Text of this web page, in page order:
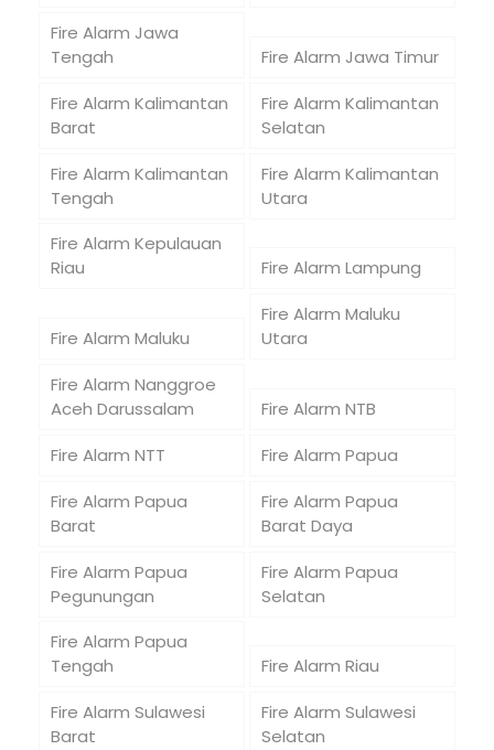
Fire Alarm Jawa
Tengah
Fire Alarm Jawa Timur
Fire Alarm Kalimantan
Barat
Fire Alarm Kalimantan
Selatan
Fire Alarm Kalimantan
Tengah
Fire Alarm Kalimantan
Utara
Fire Alarm Kepulauan
Riau
Fire Alarm Lampung
Fire Alarm Maluku
Fire Alarm Maluku
Utara
Fire Alarm Nanggroe
Aceh Darussalam
Fire Alarm NTB
Fire Alarm NTT
Fire Alarm Papua
Fire Alarm Papua
Barat
Fire Alarm Papua
Barat Daya
Fire Alarm Papua
Pegunungan
Fire Alarm Papua
Selatan
Fire Alarm Papua
Tengah
Fire Alarm Riau
Fire Alarm Sulawesi
Barat
Fire Alarm Sulawesi
Selatan